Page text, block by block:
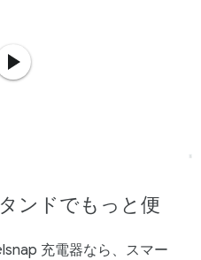
ンドでもっと便
充電器なら、スマー